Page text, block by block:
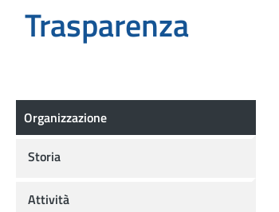
Trasparenza
Organizzazione
Organizzazione
Storia
Attività